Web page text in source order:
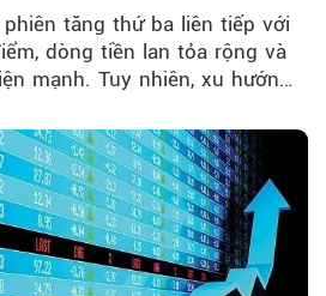
tăng thứ ba liên tiếp với
dòng tiền lan tỏa rộng và
mạnh. Tuy nhiên, xu hướng